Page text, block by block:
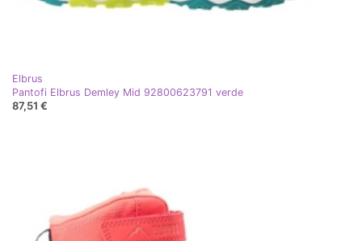
Elbrus
Pantofi Elbrus Demley Mid 92800623791 verde
87,51 €